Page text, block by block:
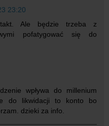
23:20
Ale będzie trzeba z
pofatygować się do
wpływa do millenium
do likwidacji to konto bo
dzieki za info.